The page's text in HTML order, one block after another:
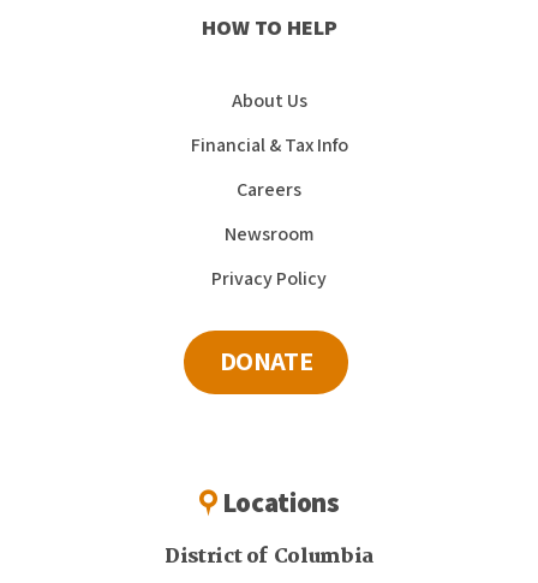
HOW TO HELP
About Us
Financial & Tax Info
Careers
Newsroom
Privacy Policy
DONATE
Locations
District of Columbia